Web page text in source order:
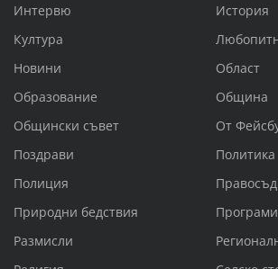
Интервю
История
Култура
Новини
Област
Образование
Община
Общински съвет
От
Поздрави
Политика
Полиция
Природни бедствия
Програми
Размисли